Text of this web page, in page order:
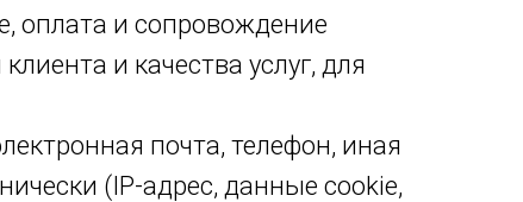
оплата и сопровождение
и качества услуг, для
почта, телефон, иная
(IP-адрес, данные cookie,